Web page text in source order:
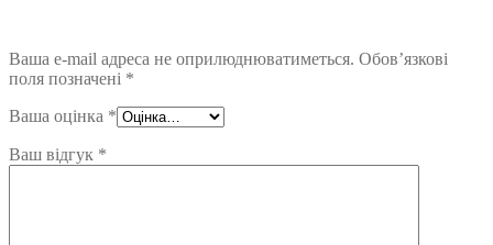
Ваша e-mail адреса не оприлюднюватиметься. Обов’язкові
поля позначені *
Ваша оцінка *
Ваш відгук *